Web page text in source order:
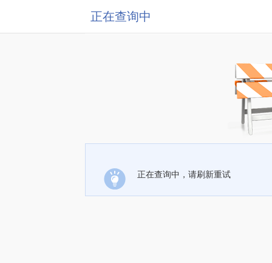
正在查询中
正在查询中，请刷新重试